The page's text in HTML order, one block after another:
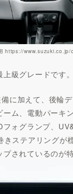
https://www.suzuki.co.jp/
級グレードです。
に加えて、後輪
ーム、電動パーキ
ォグランプ、
きステアリングが
されているのが特